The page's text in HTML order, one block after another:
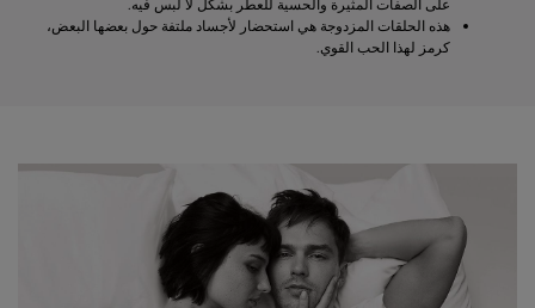
على الصفات المثيرة والحسية للعطر بشكل لا لبس فيه.
هذه الحلقات المزدوجة هي استحضار لأجساد ملتفة حول بعضها البعض،
كرمز لهذا الحب القوي.